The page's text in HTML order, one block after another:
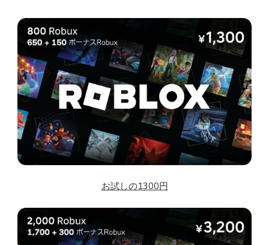
お試しの1300円